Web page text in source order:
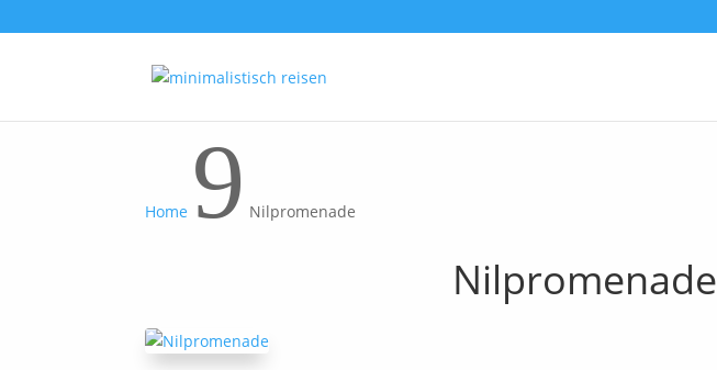
Home 9 Nilpromenade
Nilpromenade